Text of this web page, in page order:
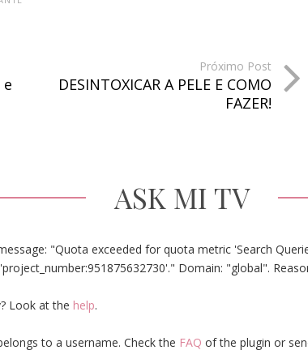
Próximo Post
DESINTOXICAR A PELE E COMO
FAZER!
ASK MI TV
"Quota exceeded for quota metric 'Search
Domain: "global".
Look at the help.
to a username. Check the FAQ of the plugin or